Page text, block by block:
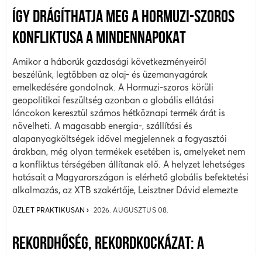
ÍGY DRÁGÍTHATJA MEG A HORMUZI-SZOROS
KONFLIKTUSA A MINDENNAPOKAT
Amikor a háborúk gazdasági következményeiről
beszélünk, legtöbben az olaj- és üzemanyagárak
emelkedésére gondolnak. A Hormuzi-szoros körüli
geopolitikai feszültség azonban a globális ellátási
láncokon keresztül számos hétköznapi termék árát is
növelheti. A magasabb energia-, szállítási és
alapanyagköltségek idővel megjelennek a fogyasztói
árakban, még olyan termékek esetében is, amelyeket nem
a konfliktus térségében állítanak elő. A helyzet lehetséges
hatásait a Magyarországon is elérhető globális befektetési
alkalmazás, az XTB szakértője, Leisztner Dávid elemezte
ÜZLET PRAKTIKUSAN 2026. AUGUSZTUS 08.
REKORDHŐSÉG, REKORDKOCKÁZAT: A